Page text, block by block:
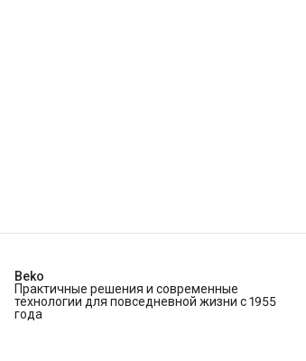
Beko
Практичные решения и современные
технологии для повседневной жизни с 1955
года